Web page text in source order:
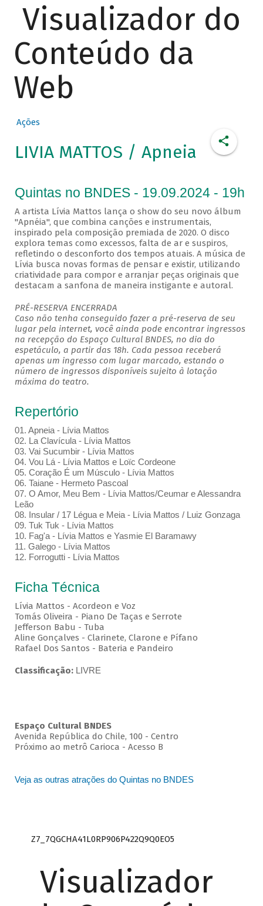
Visualizador do
Conteúdo da
Web
Ações
LIVIA MATTOS / Apneia
Quintas no BNDES - 19.09.2024 - 19h
A artista Lívia Mattos lança o show do seu novo álbum
"Apnéia", que combina canções e instrumentais,
inspirado pela composição premiada de 2020. O disco
explora temas como excessos, falta de ar e suspiros,
refletindo o desconforto dos tempos atuais. A música de
Lívia busca novas formas de pensar e existir, utilizando
criatividade para compor e arranjar peças originais que
destacam a sanfona de maneira instigante e autoral.
PRÉ-RESERVA ENCERRADA
Caso não tenha conseguido fazer a pré-reserva de seu
lugar pela internet, você ainda pode encontrar ingressos
na recepção do Espaço Cultural BNDES, no dia do
espetáculo, a partir das 18h. Cada pessoa receberá
apenas um ingresso com lugar marcado, estando o
número de ingressos disponíveis sujeito à lotação
máxima do teatro.
Repertório
01. Apneia - Lívia Mattos
02. La Clavícula - Lívia Mattos
03. Vai Sucumbir - Lívia Mattos
04. Vou Lá - Lívia Mattos e Loïc Cordeone
05. Coração É um Músculo - Lívia Mattos
06. Taiane - Hermeto Pascoal
07. O Amor, Meu Bem - Lívia Mattos/Ceumar e Alessandra
Leão
08. Insular / 17 Légua e Meia - Lívia Mattos / Luiz Gonzaga
09. Tuk Tuk - Lívia Mattos
10. Fag'a - Lívia Mattos e Yasmie El Baramawy
11. Galego - Lívia Mattos
12. Forrogutti - Lívia Mattos
Ficha Técnica
Lívia Mattos - Acordeon e Voz
Tomás Oliveira - Piano De Taças e Serrote
Jefferson Babu - Tuba
Aline Gonçalves - Clarinete, Clarone e Pífano
Rafael Dos Santos - Bateria e Pandeiro
Classificação: LIVRE
Espaço Cultural BNDES
Avenida República do Chile, 100 - Centro
Próximo ao metrô Carioca - Acesso B
Veja as outras atrações do Quintas no BNDES
Z7_7QGCHA41L0RP906P422Q9Q0EO5
Visualizador